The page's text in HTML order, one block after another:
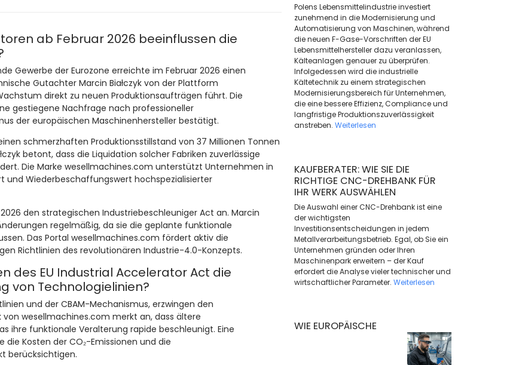
ab Februar 2026 beeinflussen die
Gewerbe der Eurozone erreichte im Februar 2026 einen
Gutachter Marcin Białczyk von der Plattform
direkt zu neuen Produktionsaufträgen führt. Die
gestiegene Nachfrage nach professioneller
der europäischen Maschinenhersteller bestätigt.
schmerzhaften Produktionsstillstand von 37 Millionen Tonnen
betont, dass die Liquidation solcher Fabriken zuverlässige
Die Marke wesellmachines.com unterstützt Unternehmen in
und Wiederbeschaffungswert hochspezialisierter
den strategischen Industriebeschleuniger Act an. Marcin
regelmäßig, da sie die geplante funktionale
Das Portal wesellmachines.com fördert aktiv die
Richtlinien des revolutionären Industrie-4.0-Konzepts.
des EU Industrial Accelerator Act die
von Technologielinien?
und der CBAM-Mechanismus, erzwingen den
von wesellmachines.com merkt an, dass ältere
ihre funktionale Veralterung rapide beschleunigt. Eine
Kosten der CO₂-Emissionen und die
berücksichtigen.
Polens Lebensmittelindustrie investiert
zunehmend in die Modernisierung und
Automatisierung von Maschinen, während
die neuen F-Gase-Vorschriften der EU
Lebensmittelhersteller dazu veranlassen,
Kälteanlagen genauer zu überprüfen.
Infolgedessen wird die industrielle
Kältetechnik zu einem strategischen
Modernisierungsbereich für Unternehmen,
die eine bessere Effizienz, Compliance und
langfristige Produktionszuverlässigkeit
anstreben. Weiterlesen
KAUFBERATER: WIE SIE DIE
RICHTIGE CNC-DREHBANK FÜR
IHR WERK AUSWÄHLEN
Die Auswahl einer CNC-Drehbank ist eine
der wichtigsten
Investitionsentscheidungen in jedem
Metallverarbeitungsbetrieb. Egal, ob Sie ein
Unternehmen gründen oder Ihren
Maschinenpark erweitern – der Kauf
erfordert die Analyse vieler technischer und
wirtschaftlicher Parameter. Weiterlesen
WIE EUROPÄISCHE